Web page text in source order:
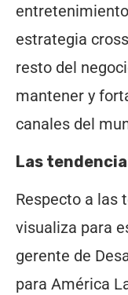
estrategia
resto del
mantener y
canales del
Las
Respecto a las
visualiza para
gerente de
para América